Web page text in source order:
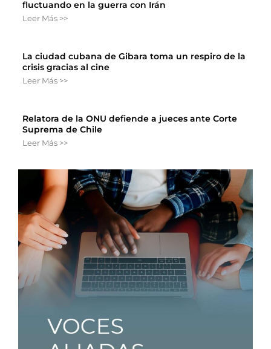
fluctuando en la guerra con Irán
Leer Más >>
La ciudad cubana de Gibara toma un respiro de la
crisis gracias al cine
Leer Más >>
Relatora de la ONU defiende a jueces ante Corte
Suprema de Chile
Leer Más >>